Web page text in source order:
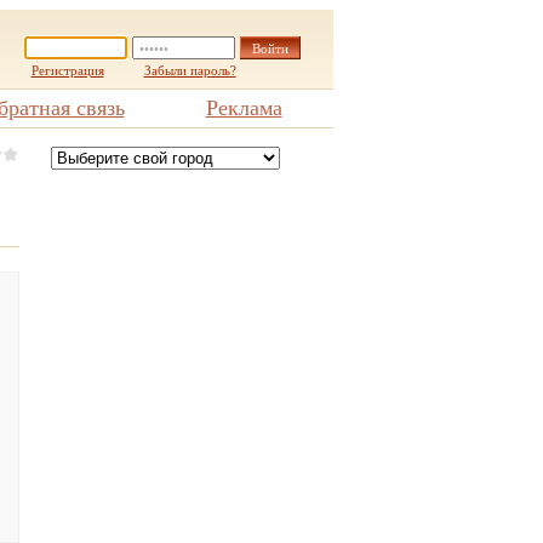
Регистрация Забыли пароль?
связь Реклама